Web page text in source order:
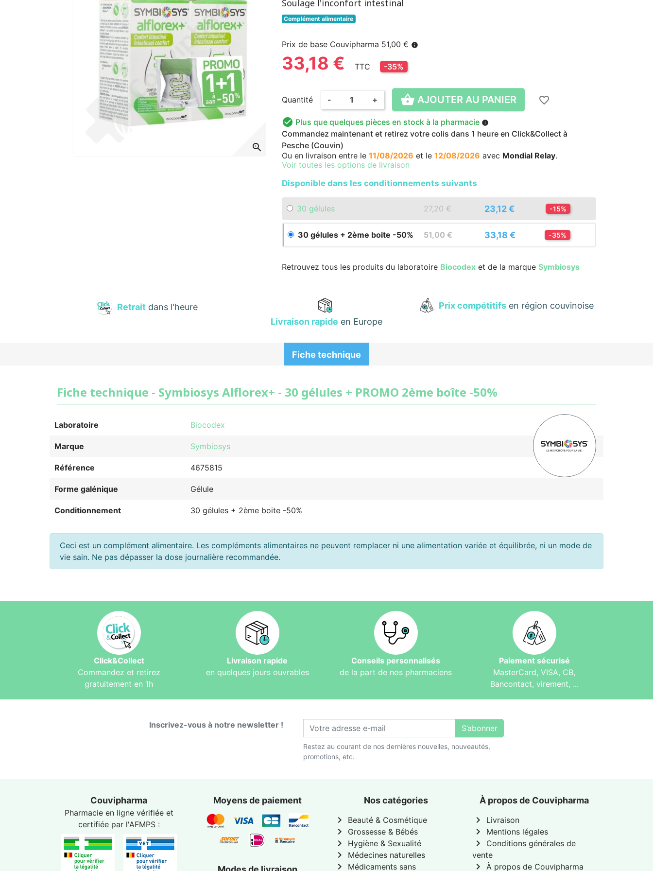
zoom_in
Soulage l'inconfort intestinal
Complément alimentaire
Prix de base Couvipharma 51,00 € info
33,18 € TTC -35%
Quantité - +  AJOUTER AU PANIER
favorite_border
 Plus que quelques pièces en stock à la pharmacie info
Commandez maintenant et retirez votre colis dans 1 heure en Click&Collect à
Pesche (Couvin)
Ou en livraison entre le 11/08/2026 et le 12/08/2026 avec Mondial Relay.
Voir toutes les options de livraison
Disponible dans les conditionnements suivants
30 gélules 27,20 € 23,12 € -15%
30 gélules + 2ème boite -50% 51,00 € 33,18 € -35%
Retrouvez tous les produits du laboratoire Biocodexet de la marque Symbiosys
Retraitdans l'heure
Livraison rapide en Europe
Prix compétitifsen région couvinoise
Fiche technique
Fiche technique - Symbiosys Alflorex+ - 30 gélules + PROMO 2ème boîte -50%
Laboratoire Biocodex
Marque Symbiosys
Référence 4675815
Forme galénique Gélule
Conditionnement 30 gélules + 2ème boite -50%
Ceci est un complément alimentaire. Les compléments alimentaires ne peuvent remplacer ni une alimentation variée et équilibrée, ni un mode de
vie sain. Ne pas dépasser la dose journalière recommandée.
Click&Collect
Commandez et retirez
gratuitement en 1h
Livraison rapide
en quelques jours ouvrables
Conseils personnalisés
de la part de nos pharmaciens
Paiement sécurisé
MasterCard, VISA, CB,
Bancontact, virement, ...
Inscrivez-vous à notre newsletter ! S’abonner
Restez au courant de nos dernières nouvelles, nouveautés,
promotions, etc.
Couvipharma
Pharmacie en ligne vérifiée et
certifiée par l'AFMPS:
Moyens de paiement Nos catégories
chevron_right Beauté & Cosmétique
chevron_right Grossesse & Bébés
chevron_right Hygiène & Sexualité
chevron_right Médecines naturelles
chevron_right Médicaments sans
À propos de Couvipharma
chevron_right Livraison
chevron_right Mentions légales
chevron_right
Conditions générales de
vente
chevron_right À propos de Couvipharma